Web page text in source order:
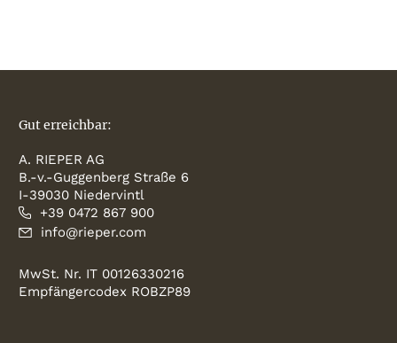
Gut erreichbar:
A. RIEPER AG
B.-v.-Guggenberg Straße 6
I-39030 Niedervintl
+39 0472 867 900
info@rieper.com
MwSt. Nr. IT 00126330216
Empfängercodex ROBZP89